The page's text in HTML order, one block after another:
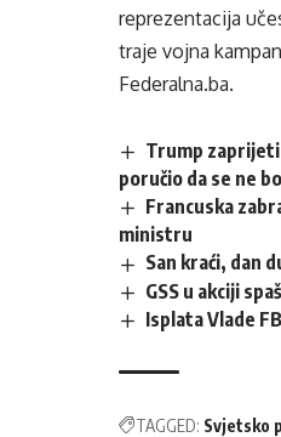
reprezentacija
traje vojna
Federalna.ba.
Trump
poručio da se ne
Francuska
ministru
San kraći, dan
GSS u akciji
Isplata Vlade
TAGGED: Svjetsko